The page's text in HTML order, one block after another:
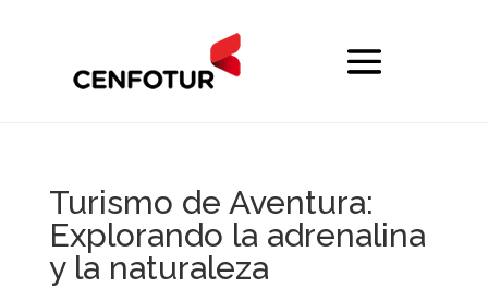
Turismo de Aventura:
Explorando la adrenalina
y la naturaleza